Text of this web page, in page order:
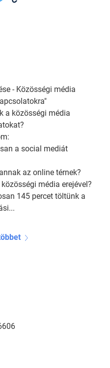
- Közösségi média
a közösségi média
a social mediát
az online térnek?
média erejével?
145 percet töltünk a